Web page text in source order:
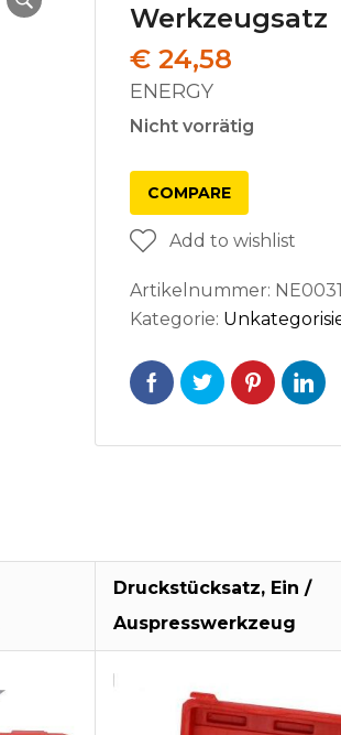
Werkzeugsatz
€ 24,58
ENERGY
Nicht vorrätig
COMPARE
Add to wishlist
Artikelnummer:
Kategorie:
Druckstücksatz, Ein /
Auspresswerkzeug